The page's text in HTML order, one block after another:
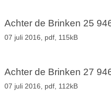
Achter de Brinken 25
07 juli 2016, pdf, 115kB
Achter de Brinken 27
07 juli 2016, pdf, 112kB